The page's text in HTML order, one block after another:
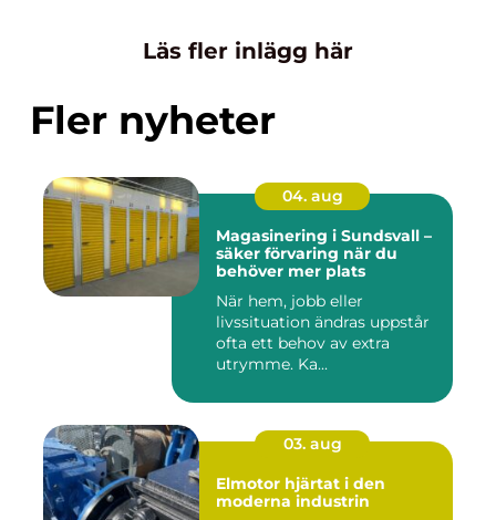
Läs fler inlägg här
Fler nyheter
04. aug
Magasinering i Sundsvall –
säker förvaring när du
behöver mer plats
När hem, jobb eller
livssituation ändras uppstår
ofta ett behov av extra
utrymme. Ka...
03. aug
Elmotor hjärtat i den
moderna industrin